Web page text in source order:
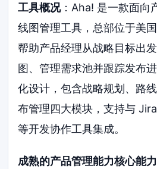
工具概况：Aha! 是一款面向
线图管理工具，总部位于美
帮助产品经理从战略目标出
图、管理需求池并跟踪发布
化设计，包含战略规划、路
布管理四大模块，支持与
等开发协作工具集成。
成熟的产品管理能力核心能力